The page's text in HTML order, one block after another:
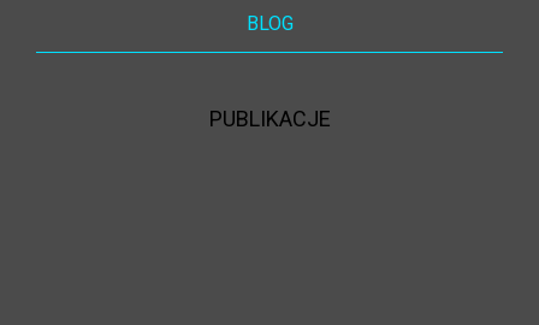
BLOG
PUBLIKACJE